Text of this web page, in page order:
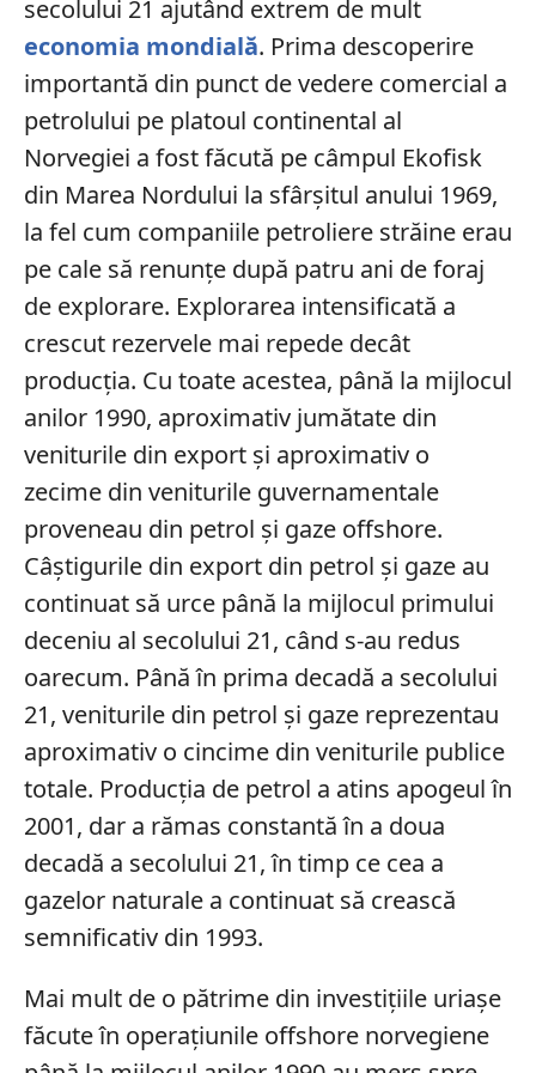
secolului 21 ajutând extrem de mult
economia mondială. Prima descoperire
importantă din punct de vedere comercial a
petrolului pe platoul continental al
Norvegiei a fost făcută pe câmpul Ekofisk
din Marea Nordului la sfârșitul anului 1969,
la fel cum companiile petroliere străine erau
pe cale să renunțe după patru ani de foraj
de explorare. Explorarea intensificată a
crescut rezervele mai repede decât
producția. Cu toate acestea, până la mijlocul
anilor 1990, aproximativ jumătate din
veniturile din export și aproximativ o
zecime din veniturile guvernamentale
proveneau din petrol și gaze offshore.
Câștigurile din export din petrol și gaze au
continuat să urce până la mijlocul primului
deceniu al secolului 21, când s-au redus
oarecum. Până în prima decadă a secolului
21, veniturile din petrol și gaze reprezentau
aproximativ o cincime din veniturile publice
totale. Producția de petrol a atins apogeul în
2001, dar a rămas constantă în a doua
decadă a secolului 21, în timp ce cea a
gazelor naturale a continuat să crească
semnificativ din 1993.
Mai mult de o pătrime din investițiile uriașe
făcute în operațiunile offshore norvegiene